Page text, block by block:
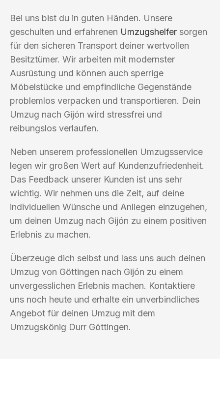
Bei uns bist du in guten Händen. Unsere
geschulten und erfahrenen Umzugshelfer sorgen
für den sicheren Transport deiner wertvollen
Besitztümer. Wir arbeiten mit modernster
Ausrüstung und können auch sperrige
Möbelstücke und empfindliche Gegenstände
problemlos verpacken und transportieren. Dein
Umzug nach Gijón wird stressfrei und
reibungslos verlaufen.
Neben unserem professionellen Umzugsservice
legen wir großen Wert auf Kundenzufriedenheit.
Das Feedback unserer Kunden ist uns sehr
wichtig. Wir nehmen uns die Zeit, auf deine
individuellen Wünsche und Anliegen einzugehen,
um deinen Umzug nach Gijón zu einem positiven
Erlebnis zu machen.
Überzeuge dich selbst und lass uns auch deinen
Umzug von Göttingen nach Gijón zu einem
unvergesslichen Erlebnis machen. Kontaktiere
uns noch heute und erhalte ein unverbindliches
Angebot für deinen Umzug mit dem
Umzugskönig Durr Göttingen.